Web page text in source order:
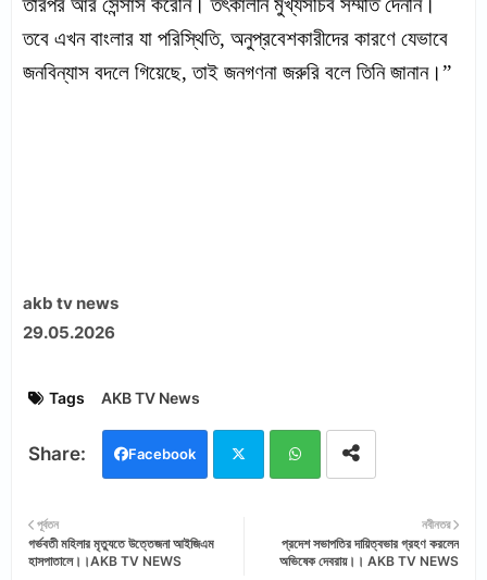
তারপর আর সেন্সাস করেনি। তৎকালীন মুখ্যসচিব সম্মতি দেননি।
তবে এখন বাংলার যা পরিস্থিতি, অনুপ্রবেশকারীদের কারণে যেভাবে
জনবিন্যাস বদলে গিয়েছে, তাই জনগণনা জরুরি বলে তিনি জানান।”
akb tv news
29.05.2026
Tags AKB TV News
Facebook
ats
নবীনতর
প্রদেশ সভাপতির দায়িত্বভার গ্রহণ করলেন
অভিষেক দেবরায়।। AKB TV NEWS
পূর্বতন
গর্ভবতী মহিলার মৃত্যুতে উত্তেজনা আইজিএম
হাসপাতালে।।AKB TV NEWS